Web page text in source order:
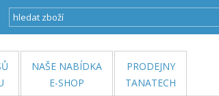
NAŠE NABÍDKA
E-SHOP
PRODEJNY
TANATECH